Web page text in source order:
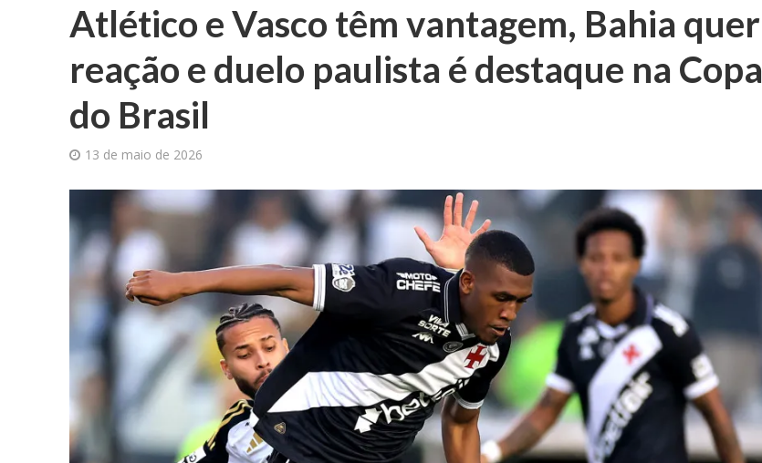
Atlético e Vasco têm vantagem, Bahia quer
reação e duelo paulista é destaque na Copa
do Brasil
13 de maio de 2026